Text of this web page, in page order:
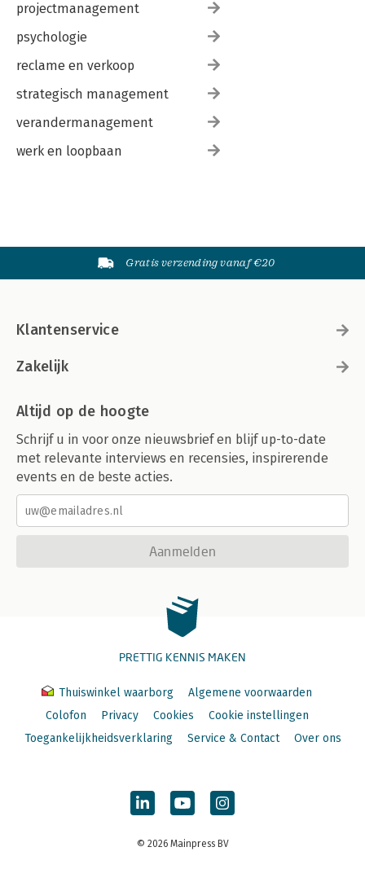
projectmanagement
psychologie
reclame en verkoop
strategisch management
verandermanagement
werk en loopbaan
Gratis verzending vanaf €20
Klantenservice
Zakelijk
Altijd op de hoogte
Schrijf u in voor onze nieuwsbrief en blijf up-to-date
met relevante interviews en recensies, inspirerende
events en de beste acties.
Aanmelden
PRETTIG KENNIS MAKEN
Thuiswinkel waarborg
Algemene voorwaarden
Colofon
Privacy Cookies
Cookie instellingen
Toegankelijkheidsverklaring
Service & Contact Over ons
© 2026 Mainpress BV